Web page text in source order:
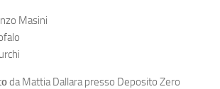
Masini
da Mattia Dallara presso Deposito Zero